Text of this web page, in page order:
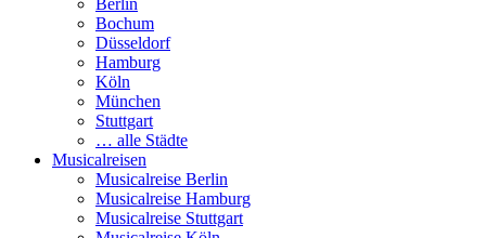
Berlin
Bochum
Düsseldorf
Hamburg
Köln
München
Stuttgart
… alle Städte
Musicalreisen
Musicalreise Berlin
Musicalreise Hamburg
Musicalreise Stuttgart